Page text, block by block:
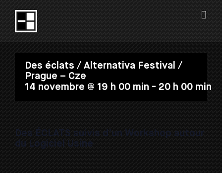
contenu
Des éclats / Alternativa Festival /
Prague – Cze
14 novembre @ 19 h 00 min - 20 h 00 min
Des ÉCLATS suivis d’un Workshop autour
du Logiciel Usine